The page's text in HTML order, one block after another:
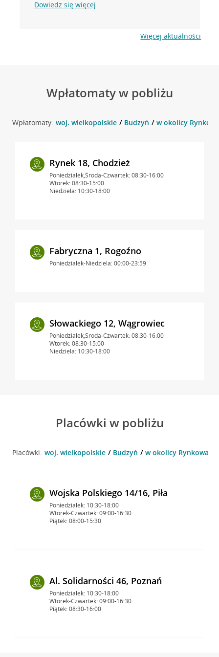
Dowiedz się więcej
Więcej aktualności
Wpłatomaty w pobliżu
Wpłatomaty: woj. wielkopolskie Budzyń w okolicy
Rynek 18, Chodzież
Poniedziałek,Środa-Czwartek: 08:30-16:00
Wtorek: 08:30-15:00
Niedziela: 10:30-18:00
Fabryczna 1, Rogoźno
Poniedziałek-Niedziela: 00:00-23:59
Słowackiego 12, Wągrowiec
Poniedziałek,Środa-Czwartek: 08:30-16:00
Wtorek: 08:30-15:00
Niedziela: 10:30-18:00
Placówki w pobliżu
Placówki: woj. wielkopolskie Budzyń w okolicy Rynkowa
Wojska Polskiego 14/16, Piła
Poniedziałek: 10:30-18:00
Wtorek-Czwartek: 09:00-16:30
Piątek: 08:00-15:30
Al. Solidarności 46, Poznań
Poniedziałek: 10:30-18:00
Wtorek-Czwartek: 09:00-16:30
Piątek: 08:30-16:00